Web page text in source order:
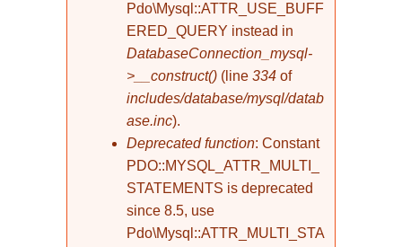
Pdo\Mysql::ATTR_USE_BUFF
ERED_QUERY instead in
DatabaseConnection_mysql-
>__construct() (line 334 of
includes/database/mysql/datab
ase.inc).
Deprecated function: Constant
PDO::MYSQL_ATTR_MULTI_
STATEMENTS is deprecated
since 8.5, use
Pdo\Mysql::ATTR_MULTI_STA